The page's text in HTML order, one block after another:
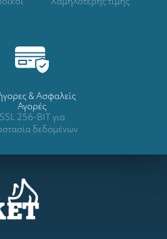
& Ασφαλείς
Αγορές
SSL 256-BIT για
δεδομένων